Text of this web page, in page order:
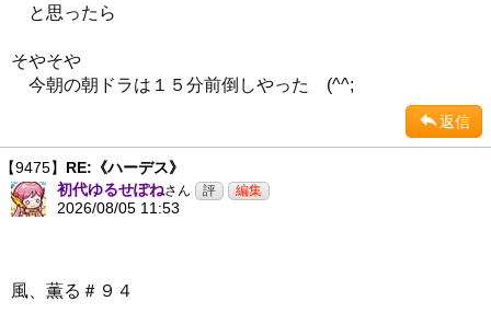
と思ったら
そやそや
今朝の朝ドラは１５分前倒しやった (^^;
返信
【9475】 RE:《ハーデス》
初代ゆるせぽねさん
2026/08/05 11:53
風、薫る＃９４